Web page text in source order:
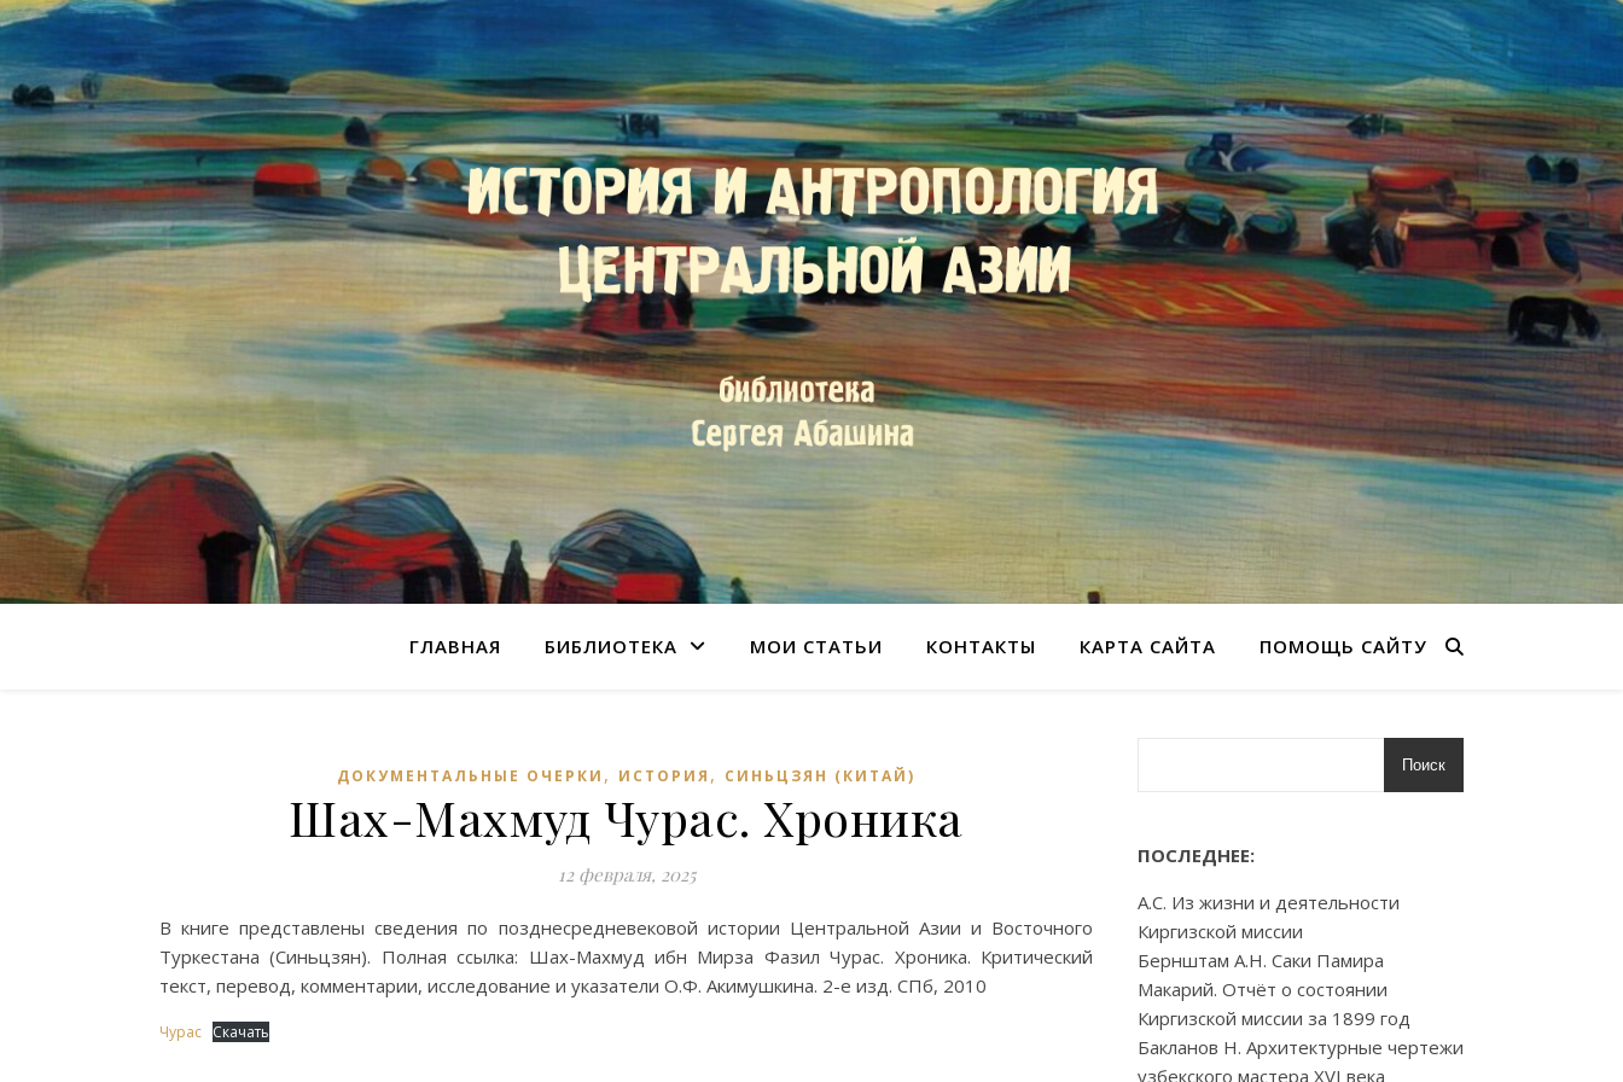
ГЛАВНАЯ БИБЛИОТЕКА МОИ СТАТЬИ КОНТАКТЫ КАРТА САЙТА ПОМОЩЬ САЙТУ
ДОКУМЕНТАЛЬНЫЕ ОЧЕРКИ , ИСТОРИЯ , СИНЬЦЗЯН (КИТАЙ)
Шах-Махмуд Чурас. Хроника
12 февраля, 2025
В книге представлены сведения по позднесредневековой истории Центральной Азии и Восточного
Туркестана (Синьцзян). Полная ссылка: Шах-Махмуд ибн Мирза Фазил Чурас. Хроника. Критический
текст, перевод, комментарии, исследование и указатели О.Ф. Акимушкина. 2-е изд. СПб, 2010
Чурас Скачать
Поиск
ПОСЛЕДНЕЕ:
А.С. Из жизни и деятельности
Киргизской миссии
Бернштам А.Н. Саки Памира
Макарий. Отчёт о состоянии
Киргизской миссии за 1899 год
Бакланов Н. Архитектурные чертежи
узбекского мастера XVI века